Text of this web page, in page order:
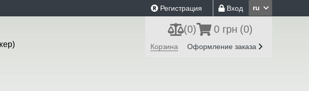
ru
Вход
Регистрация
(0) 0 грн (0)
Корзина Оформление заказа